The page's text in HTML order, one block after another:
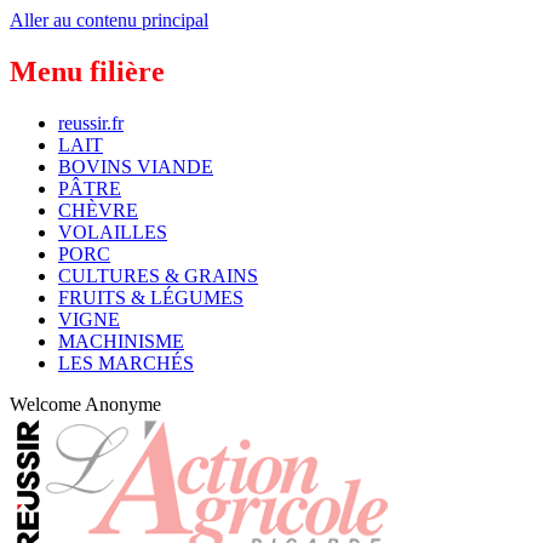
Aller au contenu principal
Menu filière
reussir.fr
LAIT
BOVINS VIANDE
PÂTRE
CHÈVRE
VOLAILLES
PORC
CULTURES & GRAINS
FRUITS & LÉGUMES
VIGNE
MACHINISME
LES MARCHÉS
Welcome Anonyme